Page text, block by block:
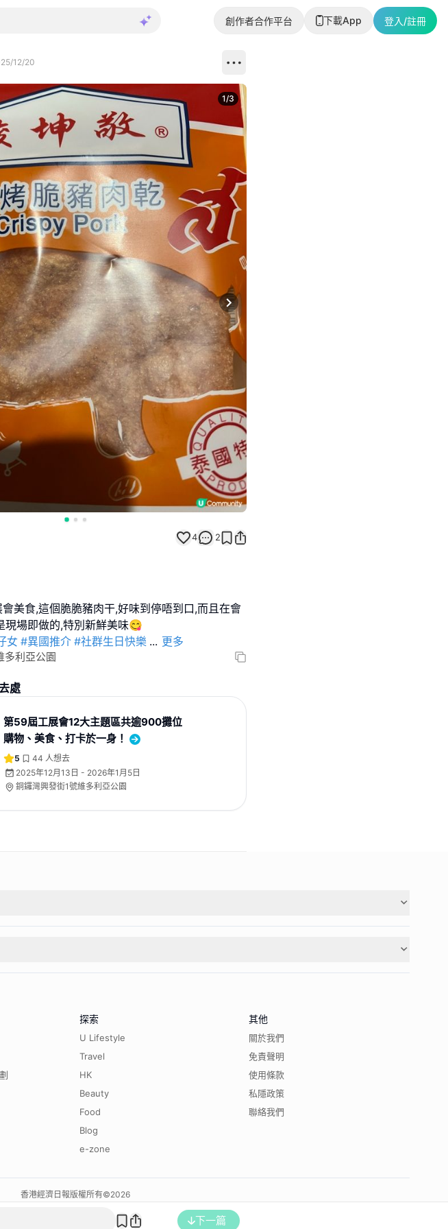
創作者合作平台 下載App 登入/註冊
12/20
Next slide
1/3
4 2
美食,這個脆脆豬肉干,好味到停唔到口,而且在會
女 #異國推介 #社群生日快樂 ... 更多
多利亞公園
處
第59屆工展會12大主題區共逾900攤位
購物、美食、打卡於一身！
5 44 人想去
2025年12月13日 - 2026年1月5日
銅鑼灣興發街1號維多利亞公園
下一篇
探索
U Lifestyle
Travel
HK
Beauty
Food
Blog
e-zone
其他
關於我們
免責聲明
使用條款
私隱政策
聯絡我們
香港經濟日報版權所有©2026